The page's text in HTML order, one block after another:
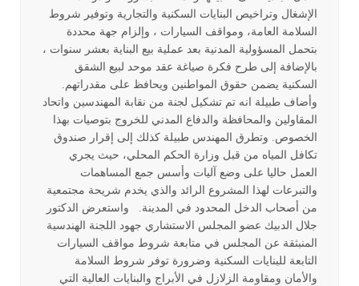
الإشغال وتراخيص البنايات السكنية والتجارية وتوفير شروط
السلامة العامة، ومواقف السيارات ، وإلزام جهة محددة
بتحمل المسؤولية المدنية بعد عملية بيع البناية بعشر سنوات ،
بالإضافة إلى طرح فكرة صياغة عقد موحد لبيع الشقق
السكنية يضمن حقوق المواطنين ويحافظ على مقدراتهم.
وأضاف طبيلة انه تم تشكيل لجنة من نقابة المهندسين واتحاد
المقاولين والمحافظة والدفاع المدني للخروج بتوصيات بهذا
الخصوص. وتطرق المهندس طبيلة كذلك إلى إقرار صندوق
تكافل المياه من قبل وزارة الحكم المحلي، حيث يجري
العمل حاليا على وضع آليات وأسس جمع المساهمات
والتبرعات لهذا المشروع الرائد والذي يخدم شريحة مجتمعية
من أصحاب الدخل المحدود في المدينة. واستعرض الدكتور
جلال الدبيك عضو المجلس الاستشاري جهود اللجنة الهندسية
المنبثقة عن المجلس في متابعة شروط مواقف السيارات
التابعة للبنايات السكنية وضرورة توفر شروط السلامة
والأمان ومقاومة الزلازل في الأبراج والبنايات العالية التي